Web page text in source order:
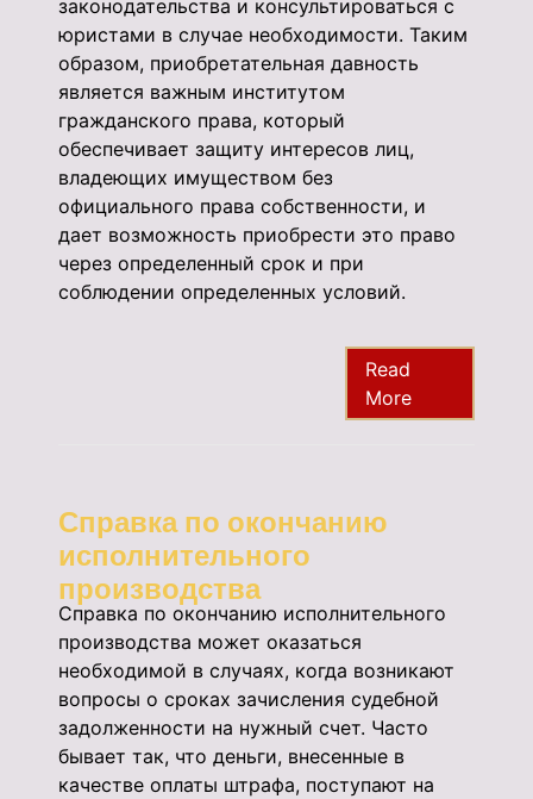
законодательства и консультироваться с
юристами в случае необходимости. Таким
образом, приобретательная давность
является важным институтом
гражданского права, который
обеспечивает защиту интересов лиц,
владеющих имуществом без
официального права собственности, и
дает возможность приобрести это право
через определенный срок и при
соблюдении определенных условий.
Read
More
Справка по окончанию
исполнительного
производства
Справка по окончанию исполнительного
производства может оказаться
необходимой в случаях, когда возникают
вопросы о сроках зачисления судебной
задолженности на нужный счет. Часто
бывает так, что деньги, внесенные в
качестве оплаты штрафа, поступают на